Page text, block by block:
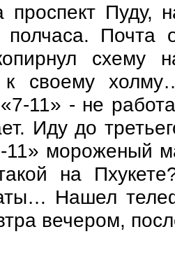
Пуду,
Почта
схему
к своему
11» - не
Иду до
11» мороженый
на
Нашел
вечером,